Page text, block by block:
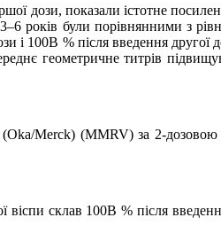
дози, показали істотне
3–6 років були порівнянними з
і 100В % після введення другої
геометричне титрів
(Oka/Merck) (MMRV) за 2-
віспи склав 100В % після